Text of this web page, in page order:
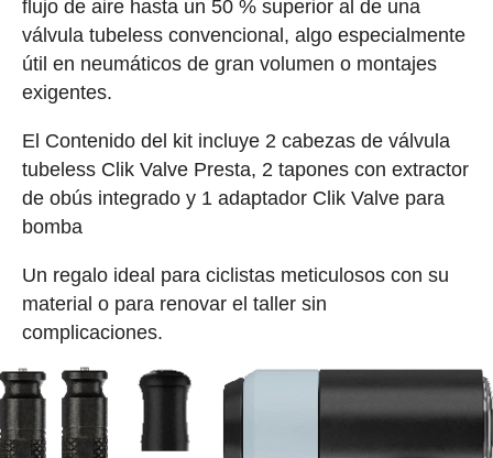
flujo de aire hasta un 50 % superior al de una
válvula tubeless convencional, algo especialmente
útil en neumáticos de gran volumen o montajes
exigentes.
El Contenido del kit incluye 2 cabezas de válvula
tubeless Clik Valve Presta, 2 tapones con extractor
de obús integrado y 1 adaptador Clik Valve para
bomba
Un regalo ideal para ciclistas meticulosos con su
material o para renovar el taller sin
complicaciones.